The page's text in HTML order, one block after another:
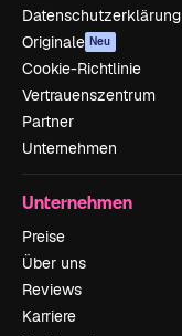
Datenschutzerklärung
Originale Neu
Cookie-Richtlinie
Vertrauenszentrum
Partner
Unternehmen
Unternehmen
Preise
Über uns
Reviews
Karriere